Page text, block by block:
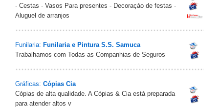
- Cestas - Vasos Para presentes - Decoraçáo de festas -
Aluguel de arranjos
Funilaria: Funilaria e Pintura S.S. Samuca
Trabalhamos com Todas as Companhias de Seguros
Gráficas: Cópias Cia
Cópias de alta qualidade. A Cópias & Cia está preparada
para atender altos v